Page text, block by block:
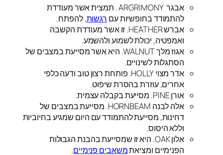
אבגר ARGRIMONY . תמצית אשר מעודדת
להתמודד בחופשיות עם רגשות, להפתח.
אברש HEATHER. זו אשר מעודדת הקשבה
ואמפטיה, יכולת לשמוע ולהשמע.
אגוז מלך WALNUT. היא אשר מסייעת במצבים של
הסתגלות לשינויים.
אדר מצוי HOLLY. פותחת רצון טוב ודעה כלפי
אחרים, עוזרת בהסרת שיפוט.
אורן PINE. מסייעת בקבלה עצמית.
אלה לבנה HORNBEAM. מסייעת במצבים של
דחינות, מסייעת להתמודד עם היום שמגיע בחיוביות
וללא היסוס.
אלון OAK. היא זו שמסייעת בהבנת הגבולות
הפנימיים ומציאתמשאבים פנימיים.